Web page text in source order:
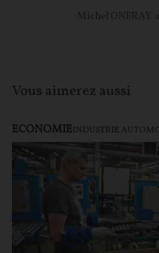
Michel ONFRAY
Vous aimerez aussi
ECONOMIEINDUSTRIE